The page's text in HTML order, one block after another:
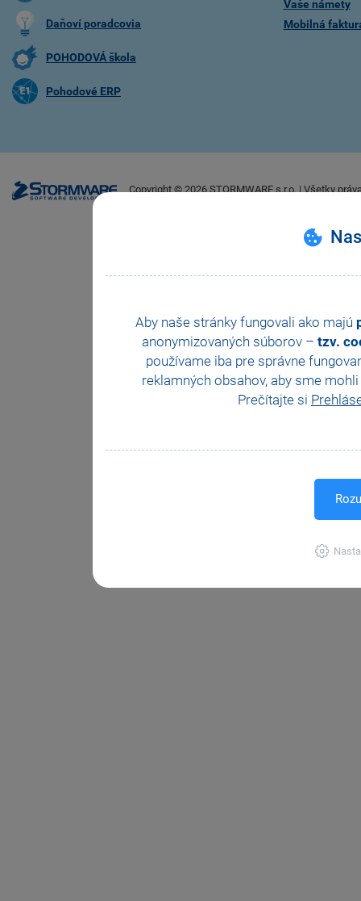
Aby naše stránky fungovali ako majú
anonymizovaných súborov – tzv.
používame iba pre správne
reklamných obsahov, aby sme
Prečítajte si
Daňoví poradcovia
POHODOVÁ škola
Pohodové ERP
Vaše námety
Mobilná
Copyright ©2026STORMWARE s.r.o. | Všetky